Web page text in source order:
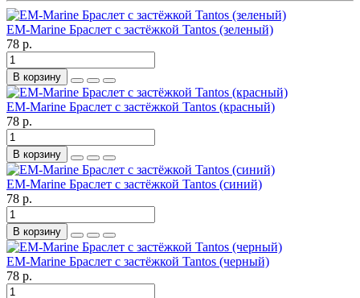
EM-Marine Браслет с застёжкой Tantos (зеленый)
78 р.
В корзину
EM-Marine Браслет с застёжкой Tantos (красный)
78 р.
В корзину
EM-Marine Браслет с застёжкой Tantos (синий)
78 р.
В корзину
EM-Marine Браслет с застёжкой Tantos (черный)
78 р.